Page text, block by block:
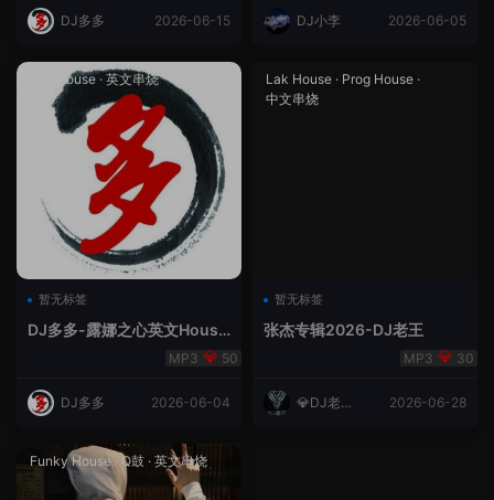
DJ多多 2026-06-15 DJ小李 2026-06-05
Lak House· 英文串烧
暂无标签
DJ多多-露娜之心英文House
50
DJ多多 2026-06-04
Lak House · Prog House ·
中文串烧
暂无标签
张杰专辑2026-DJ老王
30
💎DJ老王
2026-06-28
Funky House· Q鼓 · 英文串烧